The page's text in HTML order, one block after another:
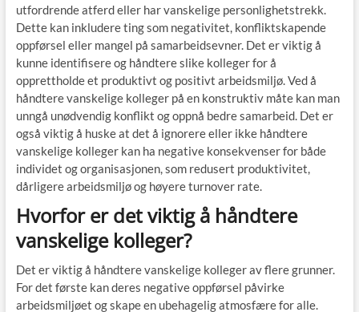
utfordrende atferd eller har vanskelige personlighetstrekk.
Dette kan inkludere ting som negativitet, konfliktskapende
oppførsel eller mangel på samarbeidsevner. Det er viktig å
kunne identifisere og håndtere slike kolleger for å
opprettholde et produktivt og positivt arbeidsmiljø. Ved å
håndtere vanskelige kolleger på en konstruktiv måte kan man
unngå unødvendig konflikt og oppnå bedre samarbeid. Det er
også viktig å huske at det å ignorere eller ikke håndtere
vanskelige kolleger kan ha negative konsekvenser for både
individet og organisasjonen, som redusert produktivitet,
dårligere arbeidsmiljø og høyere turnover rate.
Hvorfor er det viktig å håndtere
vanskelige kolleger?
Det er viktig å håndtere vanskelige kolleger av flere grunner.
For det første kan deres negative oppførsel påvirke
arbeidsmiljøet og skape en ubehagelig atmosfære for alle.